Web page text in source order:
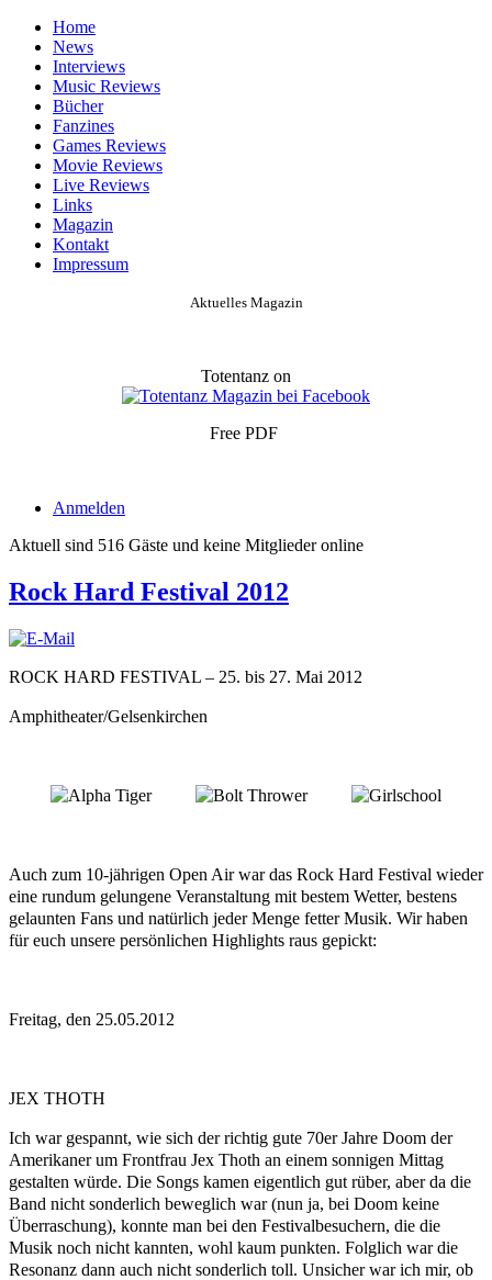
Home
News
Interviews
Music Reviews
Bücher
Fanzines
Games Reviews
Movie Reviews
Live Reviews
Links
Magazin
Kontakt
Impressum
Aktuelles Magazin
Totentanz on
Free PDF
Anmelden
Aktuell sind 516 Gäste und keine Mitglieder online
Rock Hard Festival 2012
ROCK HARD FESTIVAL – 25. bis 27. Mai 2012
Amphitheater/Gelsenkirchen
Auch zum 10-jährigen Open Air war das Rock Hard Festival wieder
eine rundum gelungene Veranstaltung mit bestem Wetter, bestens
gelaunten Fans und natürlich jeder Menge fetter Musik. Wir haben
für euch unsere persönlichen Highlights raus gepickt:
Freitag, den 25.05.2012
JEX THOTH
Ich war gespannt, wie sich der richtig gute 70er Jahre Doom der
Amerikaner um Frontfrau Jex Thoth an einem sonnigen Mittag
gestalten würde. Die Songs kamen eigentlich gut rüber, aber da die
Band nicht sonderlich beweglich war (nun ja, bei Doom keine
Überraschung), konnte man bei den Festivalbesuchern, die die
Musik noch nicht kannten, wohl kaum punkten. Folglich war die
Resonanz dann auch nicht sonderlich toll. Unsicher war ich mir, ob